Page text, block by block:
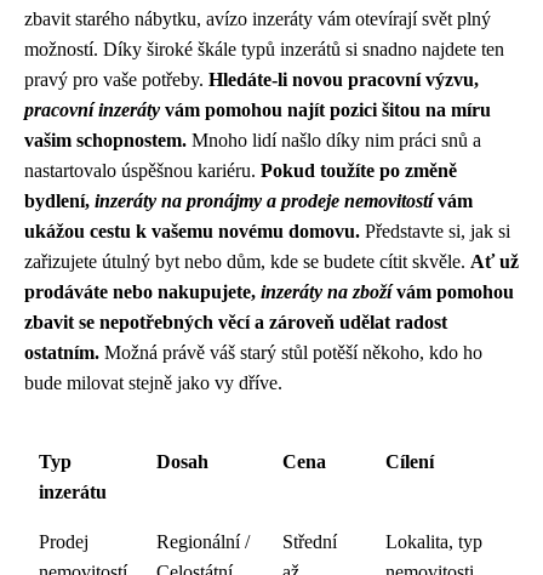
zbavit starého nábytku, avízo inzeráty vám otevírají svět plný
možností. Díky široké škále typů inzerátů si snadno najdete ten
pravý pro vaše potřeby. Hledáte-li novou pracovní výzvu,
pracovní inzeráty vám pomohou najít pozici šitou na míru
vašim schopnostem. Mnoho lidí našlo díky nim práci snů a
nastartovalo úspěšnou kariéru. Pokud toužíte po změně
bydlení, inzeráty na pronájmy a prodeje nemovitostívám
ukážou cestu k vašemu novému domovu. Představte si, jak si
zařizujete útulný byt nebo dům, kde se budete cítit skvěle. Ať už
prodáváte nebo nakupujete, inzeráty na zbožívám pomohou
zbavit se nepotřebných věcí a zároveň udělat radost
ostatním. Možná právě váš starý stůl potěší někoho, kdo ho
bude milovat stejně jako vy dříve.
Typ
inzerátu
Dosah Cena Cílení
Prodej
Regionální /
Střední
Lokalita, typ